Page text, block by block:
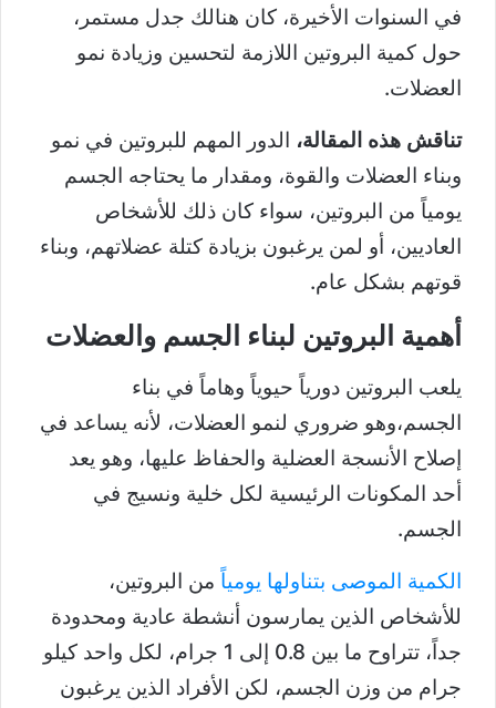
في السنوات الأخيرة، كان هنالك جدل مستمر،
حول كمية البروتين اللازمة لتحسين وزيادة نمو
العضلات.
تناقش هذه المقالة، الدور المهم للبروتين في نمو
وبناء العضلات والقوة، ومقدار ما يحتاجه الجسم
يومياً من البروتين، سواء كان ذلك للأشخاص
العاديين، أو لمن يرغبون بزيادة كتلة عضلاتهم، وبناء
قوتهم بشكل عام.
أهمية البروتين لبناء الجسم والعضلات
يلعب البروتين دورياً حيوياً وهاماً في بناء
الجسم،وهو ضروري لنمو العضلات، لأنه يساعد في
إصلاح الأنسجة العضلية والحفاظ عليها، وهو يعد
أحد المكونات الرئيسية لكل خلية ونسيج في
الجسم.
الكمية الموصى بتناولها يومياً من البروتين،
للأشخاص الذين يمارسون أنشطة عادية ومحدودة
جداً، تتراوح ما بين 0.8 إلى 1 جرام، لكل واحد كيلو
جرام من وزن الجسم، لكن الأفراد الذين يرغبون